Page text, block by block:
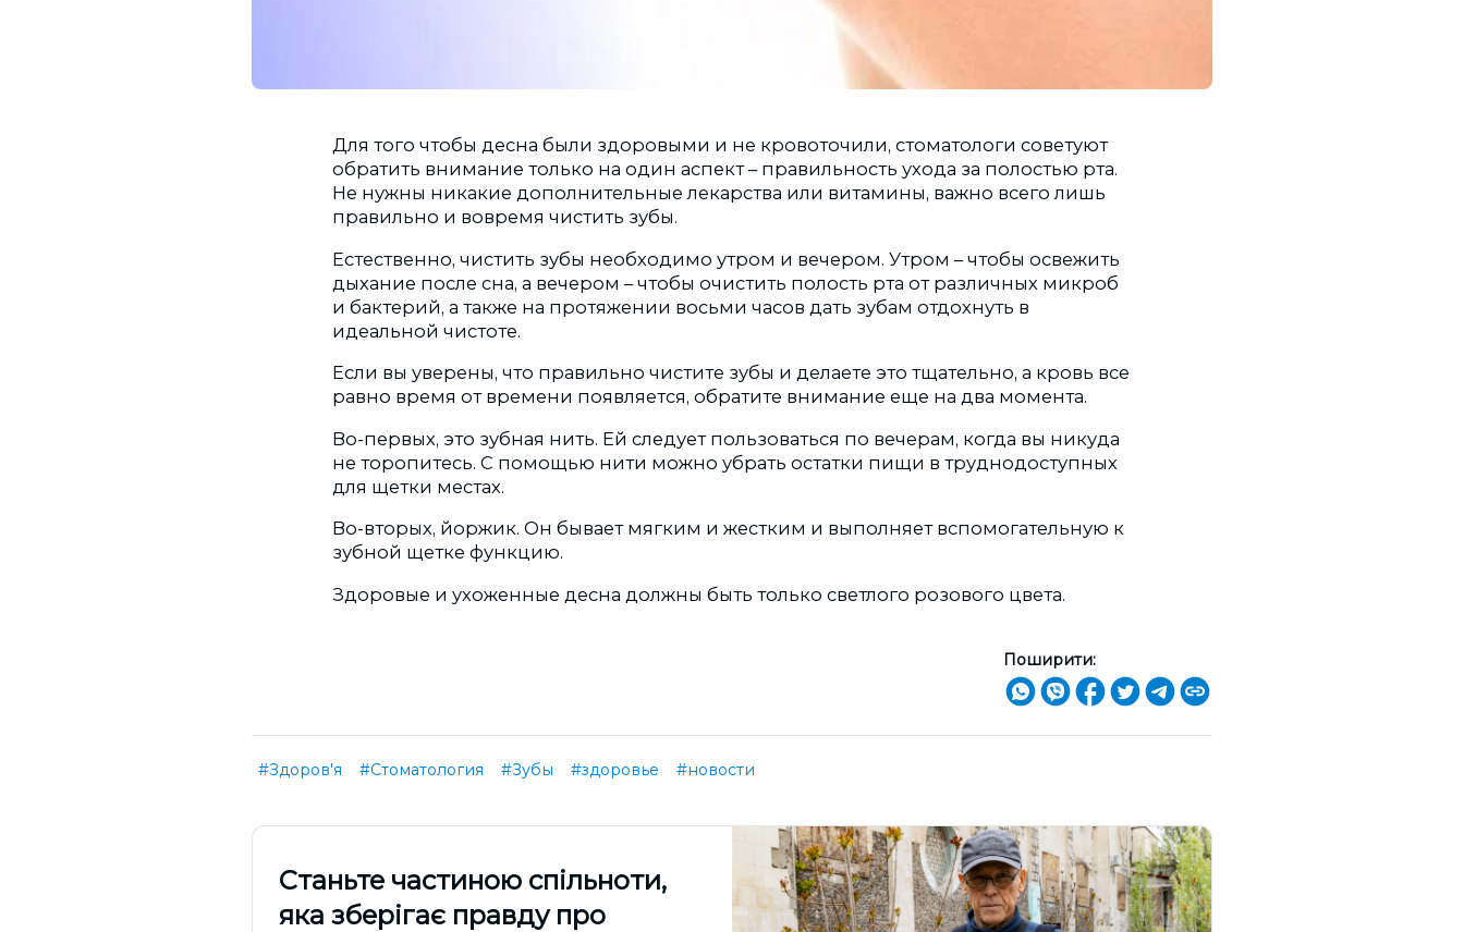
Для того чтобы десна были здоровыми и не кровоточили, стоматологи советуют
обратить внимание только на один аспект – правильность ухода за полостью рта.
Не нужны никакие дополнительные лекарства или витамины, важно всего лишь
правильно и вовремя чистить зубы.
Естественно, чистить зубы необходимо утром и вечером. Утром – чтобы освежить
дыхание после сна, а вечером – чтобы очистить полость рта от различных микроб
и бактерий, а также на протяжении восьми часов дать зубам отдохнуть в
идеальной чистоте.
Если вы уверены, что правильно чистите зубы и делаете это тщательно, а кровь все
равно время от времени появляется, обратите внимание еще на два момента.
Во-первых, это зубная нить. Ей следует пользоваться по вечерам, когда вы никуда
не торопитесь. С помощью нити можно убрать остатки пищи в труднодоступных
для щетки местах.
Во-вторых, йоржик. Он бывает мягким и жестким и выполняет вспомогательную к
зубной щетке функцию.
Здоровые и ухоженные десна должны быть только светлого розового цвета.
Поширити:
#Здоров'я #Стоматология #Зубы #здоровье #новости
Cтаньте частиною спільноти,
яка зберігає правду про